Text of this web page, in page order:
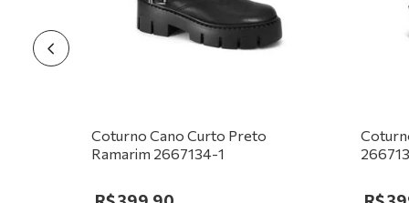
Coturno Cano Curto Preto
Ramarim 2667134-1